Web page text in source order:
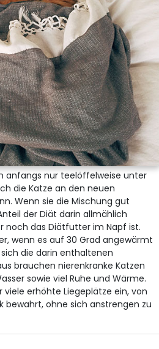
anfangs nur teelöffelweise unter
die Katze an den neuen
Wenn sie die Mischung gut
der Diät darin allmählich
noch das Diätfutter im Napf ist.
wenn es auf 30 Grad angewärmt
die darin enthaltenen
brauchen nierenkranke Katzen
sowie viel Ruhe und Wärme.
erhöhte Liegeplätze ein, von
bewahrt, ohne sich anstrengen zu